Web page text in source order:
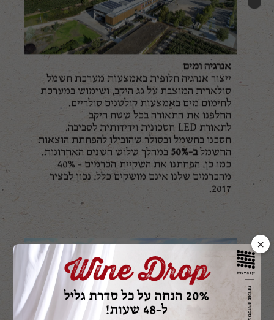
אנרגיה ומים
ייצור אנרגיה חלופית באמצעות מערכת חשמל
סולארית המוצבת על גג היקב, ושימוש במערכת
לחימום מים באמצעות קולטנים סולריים.
החלפנו את התאורה בכל שטח היקב
לתאורת LED חסכונית וידידותית לסביבה.
חסכנו בחשמל ובסולר שהובילו להפחתת הוצאות
החשמלב-50%
במהלך שלוש השנים האחרונות.
כמו כן, הפחתנו את השקיית הכרמים - 40%
מהכרמים שלנו אינם מושקים כלל, נכון לבציר
2017.
×